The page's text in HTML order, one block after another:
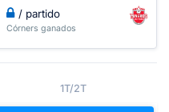
/ partido
Córners ganados
1T/2T